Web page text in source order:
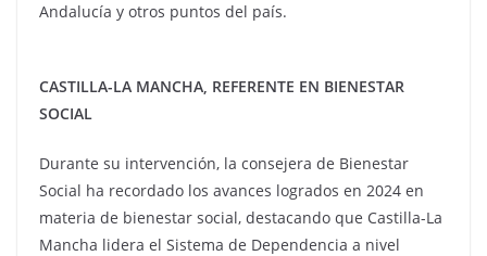
Andalucía y otros puntos del país.
CASTILLA-LA MANCHA, REFERENTE EN BIENESTAR
SOCIAL
Durante su intervención, la consejera de Bienestar
Social ha recordado los avances logrados en 2024 en
materia de bienestar social, destacando que Castilla-La
Mancha lidera el Sistema de Dependencia a nivel